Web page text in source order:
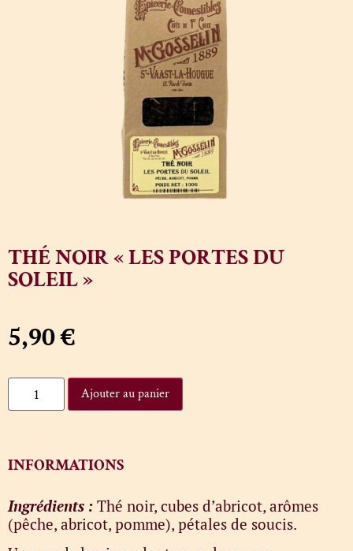
THÉ NOIR « LES PORTES DU
SOLEIL »
5,90€
Ajouter au panier
INFORMATIONS
Ingrédients : Thé noir, cubes d’abricot, arômes
(pêche, abricot, pomme), pétales de soucis.